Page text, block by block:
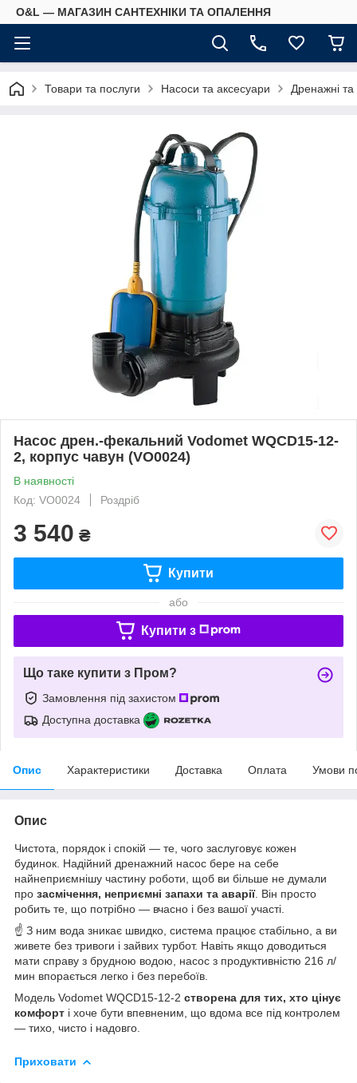
O&L — МАГАЗИН САНТЕХНІКИ ТА ОПАЛЕННЯ
Товари та послуги Насоси та аксесуари Дренажні та
Насос дрен.-фекальний Vodomet WQCD15-12-
2, корпус чавун (VO0024)
В наявності
Код: VO0024
Роздріб
3 540 ₴
Купити
або
Купити з
Що таке купити з Пром?
Замовлення під захистом
Доступна доставка
Опис Характеристики Доставка Оплата Умови
Опис
Чистота, порядок і спокій — те, чого заслуговує кожен
будинок. Надійний дренажний насос бере на себе
найнеприємнішу частину роботи, щоб ви більше не думали
про засмічення, неприємні запахи та аварії. Він просто
робить те, що потрібно — вчасно і без вашої участі.
☝ З ним вода зникає швидко, система працює стабільно, а ви
живете без тривоги і зайвих турбот. Навіть якщо доводиться
мати справу з брудною водою, насос з продуктивністю 216 л/
мин впорається легко і без перебоїв.
Модель Vodomet WQCD15-12-2 створена для тих, хто цінує
комфорт і хоче бути впевненим, що вдома все під контролем
— тихо, чисто і надовго.
Приховати